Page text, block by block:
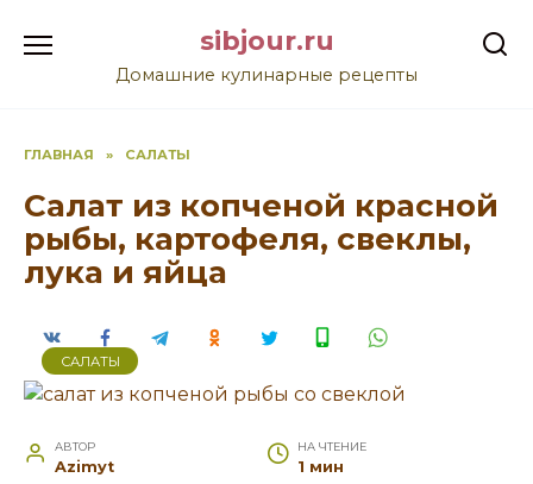
содержанию
sibjour.ru
Домашние кулинарные рецепты
ГЛАВНАЯ » САЛАТЫ
Салат из копченой красной
рыбы, картофеля, свеклы,
лука и яйца
САЛАТЫ
АВТОР
Azimyt
НА ЧТЕНИЕ
1 мин